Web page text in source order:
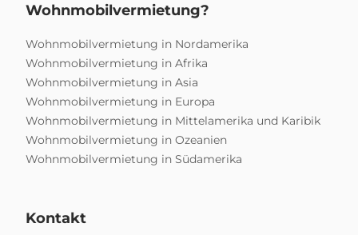
Wohnmobilvermietung?
Wohnmobilvermietung in Nordamerika
Wohnmobilvermietung in Afrika
Wohnmobilvermietung in Asia
Wohnmobilvermietung in Europa
Wohnmobilvermietung in Mittelamerika und Karibik
Wohnmobilvermietung in Ozeanien
Wohnmobilvermietung in Südamerika
Kontakt